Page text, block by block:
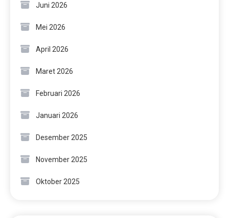
Juni 2026
Mei 2026
April 2026
Maret 2026
Februari 2026
Januari 2026
Desember 2025
November 2025
Oktober 2025